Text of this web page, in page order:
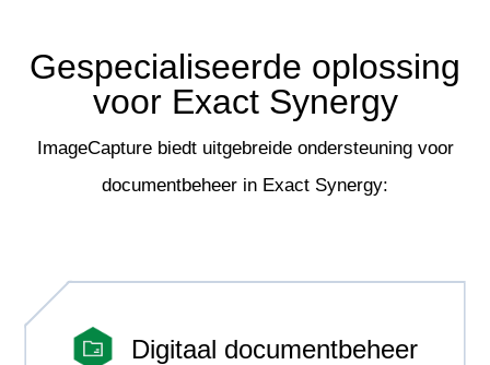
Gespecialiseerde oplossing
voor Exact Synergy
ImageCapture biedt uitgebreide ondersteuning voor
documentbeheer in Exact Synergy:
Digitaal documentbeheer